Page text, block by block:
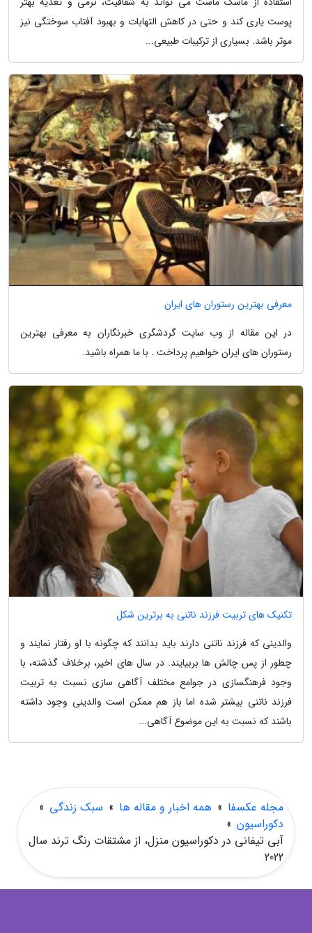
پوست یاری کند و حتی در کاهش التهابات و بهبود آفتاب سوختگی نیز
موثر باشد. بسیاری از ترکیبات طبیعی...
معرفی بهترین رستوران های ایران
در این مقاله از وب سایت گردشگری خبرنگاران به معرفی بهترین
رستوران های ایران خواهیم پرداخت . با ما همراه باشید.
تکنیک های تربیت فرزند ناتنی به برترین شکل
والدینی که فرزند ناتنی دارند باید بدانند که چگونه با او رفتار نمایند و
چطور از پس چالش ها بربیایند. در سال های اخیر، برخلاف گذشته، با
وجود فرهنگسازی در جوامع مختلف آگاهی سازی نسبت به تربیت
فرزند ناتنی بیشتر شده اما باز هم ممکن است والدینی وجود داشته
باشند که نسبت به این موضوع آگاهی...
مجله عکسفا » همه اخبار و مقاله ها » سبک زندگی »
دکوراسیون »
آبی تیفانی در دکوراسیون منزل، از مشتقات رنگ ترند سال
2022